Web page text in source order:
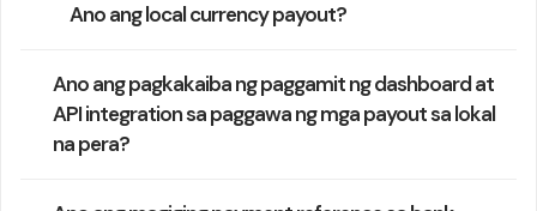
Ano ang local currency payout?
Ano ang pagkakaiba ng paggamit ng dashboard at
API integration sa paggawa ng mga payout sa lokal
na pera?